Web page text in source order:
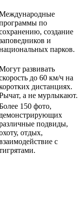
по
создание
и
парков.
развивать
до 60 км/ч на
дистанциях.
а не мурлыкают.
150 фото,
демонстрирующих
подвиды,
отдых,
с